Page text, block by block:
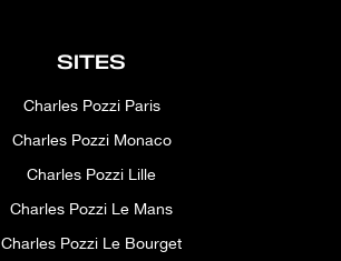
SITES
Charles Pozzi Paris
Charles Pozzi Monaco
Charles Pozzi Lille
Charles Pozzi Le Mans
Charles Pozzi Le Bourget